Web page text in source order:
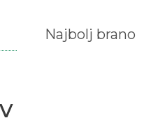
Najbolj brano